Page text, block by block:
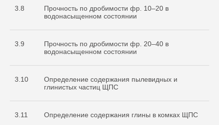
3.8
Прочность по дробимости фр. 10–20 в
водонасыщенном состоянии
3.9
Прочность по дробимости фр. 20–40 в
водонасыщенном состоянии
3.10
Определение содержания пылевидных и
глинистых частиц ЩПС
3.11 Определение содержания глины в комках ЩПС